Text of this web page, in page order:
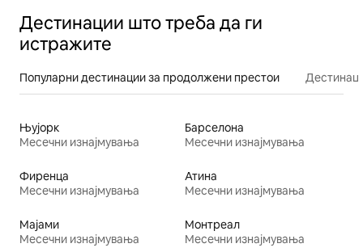
Дестинации што треба да ги
истражите
Популарни дестинации за продолжени престои
Њујорк
Месечни изнајмувања
Барселона
Месечни изнајмувања
Фиренца
Месечни изнајмувања
Атина
Месечни изнајмувања
Мајами
Месечни изнајмувања
Монтреал
Месечни изнајмувања